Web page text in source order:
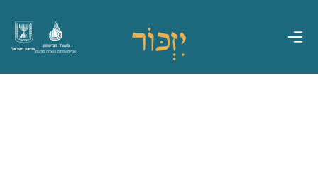
מדינת ישראל
משרד הביטחון
אגף משפחות, הנצחה ומורשת